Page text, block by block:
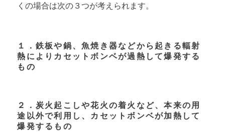
くの場合は次の３つが考えられます。
１．鉄板や鍋、魚焼き器などから起きる輻射
熱によりカセットボンベが過熱して爆発する
もの
２．炭火起こしや花火の着火など、本来の用
途以外で利用し、カセットボンベが加熱して
爆発するもの